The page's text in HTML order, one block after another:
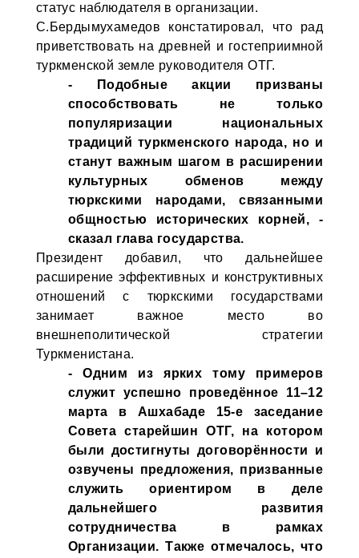
статус наблюдателя в организации.
С.Бердымухамедов констатировал, что рад
приветствовать на древней и гостеприимной
туркменской земле руководителя ОТГ.
- Подобные акции призваны
способствовать не только
популяризации национальных
традиций туркменского народа, но и
станут важным шагом в расширении
культурных обменов между
тюркскими народами, связанными
общностью исторических корней, -
сказал глава государства.
Президент добавил, что дальнейшее
расширение эффективных и конструктивных
отношений с тюркскими государствами
занимает важное место во
внешнеполитической стратегии
Туркменистана.
- Одним из ярких тому примеров
служит успешно проведённое 11–12
марта в Ашхабаде 15-е заседание
Совета старейшин ОТГ, на котором
были достигнуты договорённости и
озвучены предложения, призванные
служить ориентиром в деле
дальнейшего развития
сотрудничества в рамках
Организации. Также отмечалось, что